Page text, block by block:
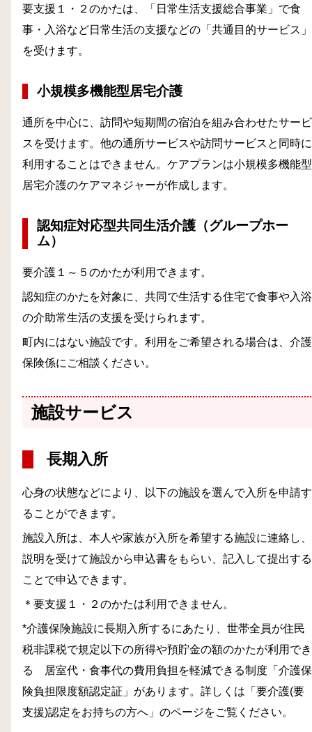
要支援１・２のかたは、「日常生活支援総合事業」で食
事・入浴など日常生活の支援などの「共通目的サービス」
を受けます。
小規模多機能型居宅介護
通所を中心に、訪問や短期間の宿泊を組み合わせたサービ
スを受けます。他の通所サービスや訪問サービスと同時に
利用することはできません。ケアプランは小規模多機能型
居宅介護のケアマネジャーが作成します。
認知症対応型共同生活介護（グループホー
ム）
要介護１～５のかたが利用できます。
認知症のかたを対象に、共同で生活する住宅で食事や入浴
の介助常生活の支援を受けられます。
町内にはない施設です。利用をご希望される場合は、介護
保険係にご相談ください。
施設サービス
長期入所
心身の状態などにより、以下の施設を選んで入所を申請す
ることができます。
施設入所は、本人や家族が入所を希望する施設に連絡し、
説明を受けて施設から申込書をもらい、記入して提出する
ことで申込できます。
＊要支援１・２のかたは利用できません。
*介護保険施設に長期入所するにあたり、世帯全員が住民
税非課税で規定以下の所得や預貯金の額のかたが利用でき
る 居室代・食事代の費用負担を軽減できる制度「介護保
険負担限度額認定証」があります。詳しくは「要介護(要
支援)認定をお持ちの方へ」のページをご覧ください。